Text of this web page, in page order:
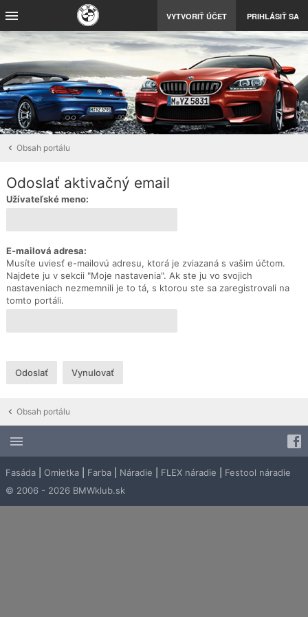
VYTVORIŤ ÚČET PRIHLÁSIŤ SA
Obsah portálu
Odoslať aktivačný email
Užívateľské meno:
E-mailová adresa:
Musíte uviesť e-mailovú adresu, ktorá je zviazaná s vašim účtom.
Najdete ju v sekcii "Moje nastavenia". Ak ste ju vo svojich
nastaveniach nezmemnili je to tá, s ktorou ste sa zaregistrovali na
tomto portáli.
Obsah portálu
Fasáda Omietka Farba Náradie FLEX náradie
Festool náradie
© 2006 - 2026 BMWklub.sk